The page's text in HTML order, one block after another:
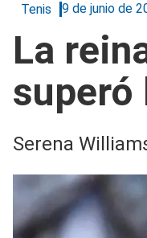
Tenis 9 de junio de
La
superó
Serena